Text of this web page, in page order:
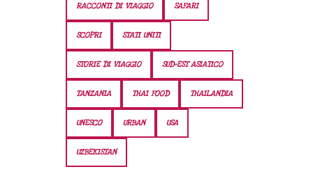
RACCONTI DI VIAGGIO SAFARI
SCOPRI STATI UNITI
STORIE DI VIAGGIO SUD-EST ASIATICO
TANZANIA THAI FOOD THAILANDIA
UNESCO URBAN USA
UZBEKISTAN